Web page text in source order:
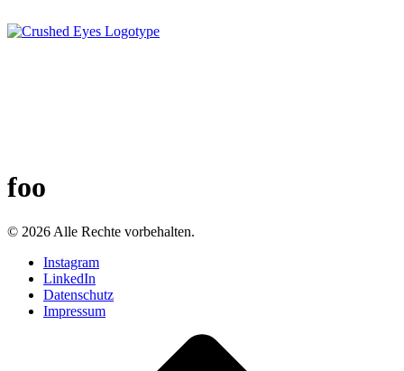
foo
© 2026 Alle Rechte vorbehalten.
Instagram
LinkedIn
Datenschutz
Impressum